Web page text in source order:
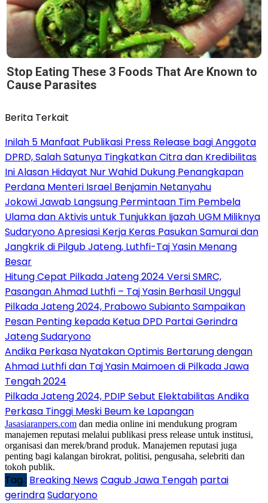
Stop Eating These 3 Foods That Are Known to
Cause Parasites
Berita Terkait
Inilah 5 Manfaat Publikasi Press Release bagi Anggota
DPRD, Salah Satunya Tingkatkan Citra dan Kredibilitas
Ini Alasan Hidayat Nur Wahid Dukung Penangkapan
Perdana Menteri Israel Benjamin Netanyahu
Jokowi Jawab Langsung Permintaan Tim Pembela
Ulama dan Aktivis untuk Tunjukkan Ijazah UGM Miliknya
Sudaryono Apresiasi Kerja Keras Pasukan Samurai dan
Jangkrik di Pilgub Jateng, Luthfi-Taj Yasin Menang
Besar
Hitung Cepat Pilkada Jateng 2024 Versi SMRC,
Pasangan Ahmad Luthfi – Taj Yasin Berhasil Unggul
Pilkada Jateng 2024, Prabowo Subianto Sampaikan
Pesan Penting kepada Ketua DPD Partai Gerindra
Jateng Sudaryono
Andika Perkasa Nyatakan Optimis Bertarung dengan
Ahmad Luthfi dan Taj Yasin Maimoen di Pilkada Jawa
Tengah 2024
Pilkada Jateng 2024, PDIP Sebut Elektabilitas Andika
Perkasa Tinggi Meski Beum ke Lapangan
Jasasiaranpers.com dan media online ini mendukung program
manajemen reputasi melalui publikasi press release untuk institusi,
organisasi dan merek/brand produk. Manajemen reputasi juga
penting bagi kalangan birokrat, politisi, pengusaha, selebriti dan
tokoh publik.
Tag : Breaking NewsCagub Jawa Tengah partai
gerindraSudaryono